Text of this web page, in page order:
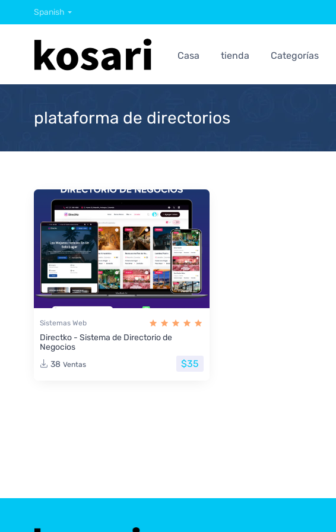
Spanish
Casa tienda Categorías
plataforma de directorios
Sistemas Web
Directko - Sistema de Directorio de
Negocios
38 Ventas $35